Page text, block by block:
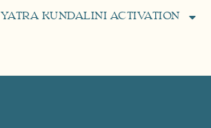
YATRA KUNDALINI ACTIVATION